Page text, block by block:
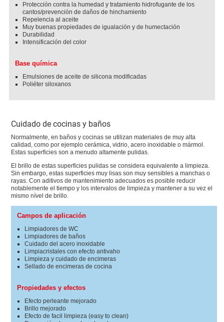
Protección contra la humedad y tratamiento hidrofugante de los
cantos/prevención de daños de hinchamiento
Repelencia al aceite
Muy buenas propiedades de igualación y de humectación
Durabilidad
Intensificación del color
Base química
Emulsiones de aceite de silicona modificadas
Poliéter siloxanos
Cuidado de cocinas y baños
Normalmente, en baños y cocinas se utilizan materiales de muy alta
calidad, como por ejemplo cerámica, vidrio, acero inoxidable o mármol.
Estas superficies son a menudo altamente pulidas.
El brillo de estas superficies pulidas se considera equivalente a limpieza.
Sin embargo, estas superficies muy lisas son muy sensibles a manchas o
rayas. Con aditivos de mantenimiento adecuados es posible reducir
notablemente el tiempo y los intervalos de limpieza y mantener a su vez el
mismo nível de brillo.
Campos de aplicación
Limpiadores de WC
Limpiadores de baños
Cuidado del acero inoxidable
Limpiacristales con efecto antivaho
Limpieza y cuidado de encimeras
Sellado de encimeras de cocina
Propiedades y efectos
Efecto perleante mejorado
Brillo mejorado
Efecto de facil limpieza (easy to clean)